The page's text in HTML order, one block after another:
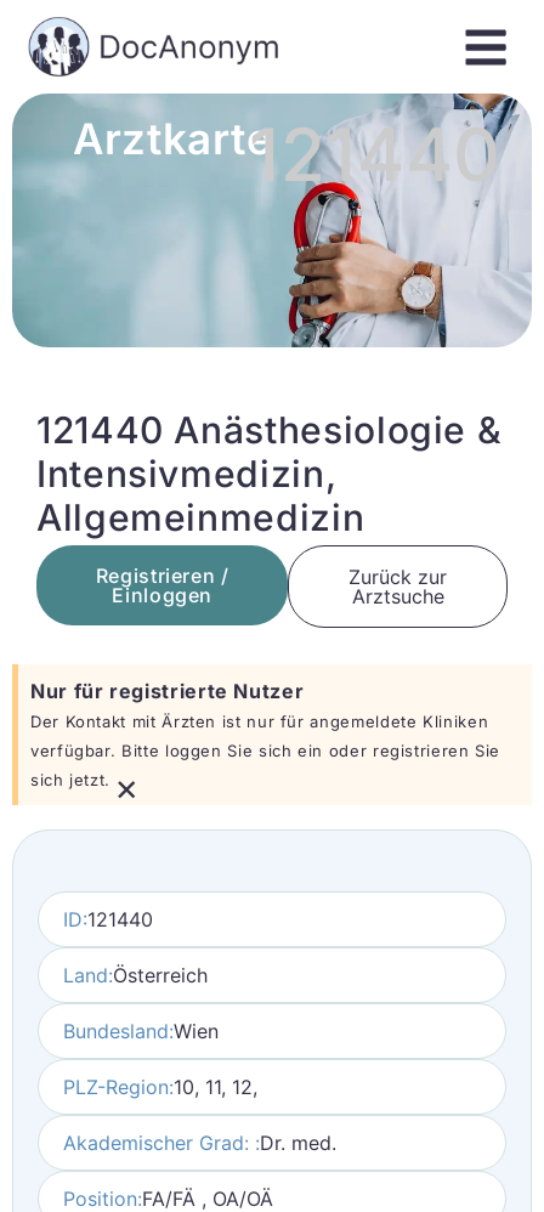
Arztkarte121440
121440 Anästhesiologie &
Intensivmedizin,
Allgemeinmedizin
Registrieren /
Einloggen
Zurück zur
Arztsuche
Nur für registrierte Nutzer
Der Kontakt mit Ärzten ist nur für angemeldete Kliniken
verfügbar. Bitte loggen Sie sich ein oder registrieren Sie
sich jetzt. ×
ID:121440
Land:Österreich
Bundesland:Wien
PLZ-Region:10, 11, 12,
Akademischer Grad: :Dr. med.
Position:FA/FÄ , OA/OÄ